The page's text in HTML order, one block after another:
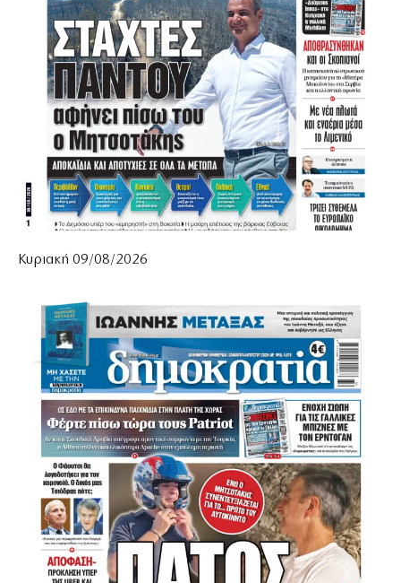
Κυριακή 09/08/2026